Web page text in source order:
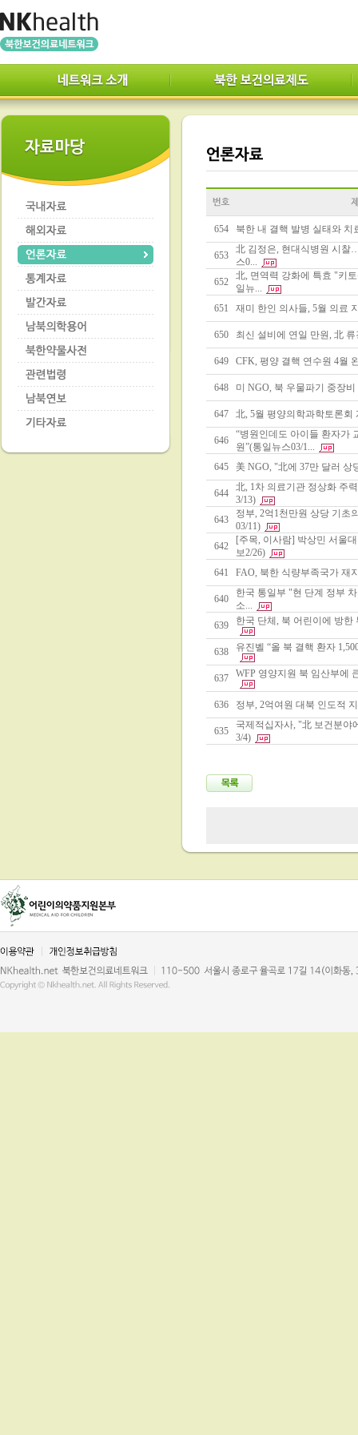
654 북한 내 결핵 발병 실태와 치
653
北 김정은, 현대식병원 시
스0...
652
北, 면역력 강화에 특효 "키
일뉴...
651
재미 한인 의사들, 5월 의료
650 최신 설비에 연일 만원, 北
649 CFK, 평양 결핵 연수원 4월
648 미 NGO, 북 우물파기 중장
647 北, 5월 평양의학과학토론회
646
“병원인데도 아이들 환자가
원”(통일뉴스03/1...
645
美 NGO, "北에 37만 달러 상
644
北, 1차 의료기관 정상화 주
3/13)
643
정부, 2억1천만원 상당 기초
03/11)
642
[주목, 이사람] 박상민 서울
보2/26)
641
FAO, 북한 식량부족국가 재
640
한국 통일부 "현 단계 정부
소...
639
한국 단체, 북 어린이에 방한
638 유진벨 “올 북 결핵 환자
637 WFP 영양지원 북 임산부에
636 정부, 2억여원 대북 인도적
635
국제적십자사, "北 보건분야
3/4)